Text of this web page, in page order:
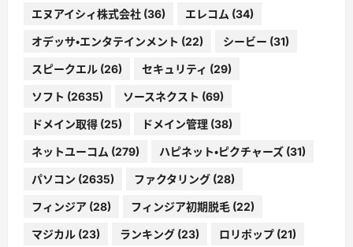
エヌアイシィ株式会社 (36) エレコム (34)
オデッサ・エンタテインメント (22) シービー (31)
スピークエル (26) セキュリティ (29)
ソフト (2635) ソースネクスト (69)
ドメイン取得 (25) ドメイン管理 (38)
ネットユーコム (279) ハピネット・ピクチャーズ (31)
パソコン (2635) ファクタリング (28)
フィンジア (28) フィンジア初期脱毛 (22)
マジカル (23) ランキング (23) ロリポップ (21)